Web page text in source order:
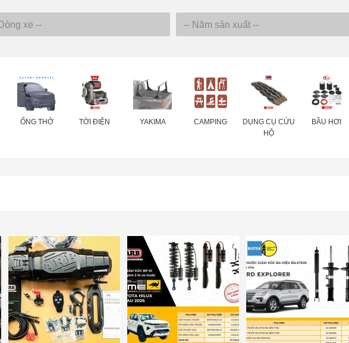
ỐNG THỞ TỜI ĐIỆN YAKIMA CAMPING
DỤNG CỤ CỨU
HỘ
BẦU HƠI